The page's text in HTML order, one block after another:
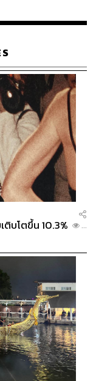
บโตขึ้น 10.3%
...